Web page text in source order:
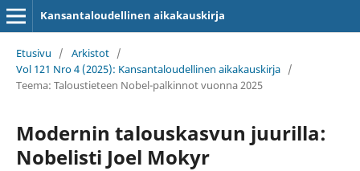
Kansantaloudellinen aikakauskirja
Etusivu / Arkistot /
Vol 121 Nro 4 (2025): Kansantaloudellinen aikakauskirja /
Teema: Taloustieteen Nobel-palkinnot vuonna 2025
Modernin talouskasvun juurilla:
Nobelisti Joel Mokyr